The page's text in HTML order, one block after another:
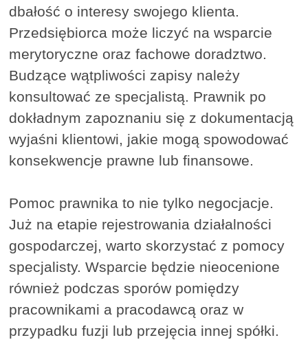
dbałość o interesy swojego klienta.
Przedsiębiorca może liczyć na wsparcie
merytoryczne oraz fachowe doradztwo.
Budzące wątpliwości zapisy należy
konsultować ze specjalistą. Prawnik po
dokładnym zapoznaniu się z dokumentacją
wyjaśni klientowi, jakie mogą spowodować
konsekwencje prawne lub finansowe.
Pomoc prawnika to nie tylko negocjacje.
Już na etapie rejestrowania działalności
gospodarczej, warto skorzystać z pomocy
specjalisty. Wsparcie będzie nieocenione
również podczas sporów pomiędzy
pracownikami a pracodawcą oraz w
przypadku fuzji lub przejęcia innej spółki.